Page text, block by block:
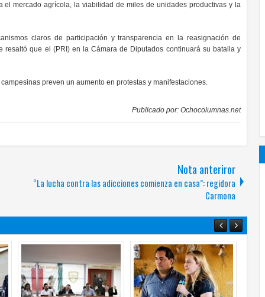
mercado agrícola, la viabilidad de miles de unidades productivas y la
claros de participación y transparencia en la reasignación de
que el (PRI) en la Cámara de Diputados continuará su batalla y
preven un aumento en protestas y manifestaciones.
Publicado por: Ochocolumnas.net
Nota anteriror
“La lucha contra las adicciones comienza en casa”: regidora
Carmona